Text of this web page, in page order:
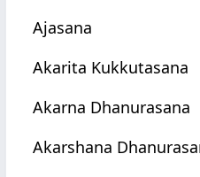
Ajasana
Akarita Kukkutasana
Akarna Dhanurasana
Akarshana